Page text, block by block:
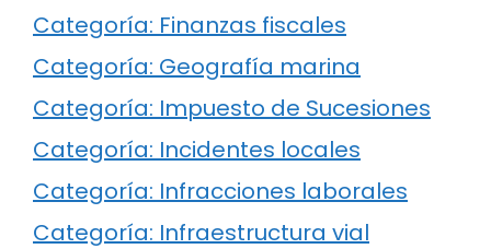
Categoría: Finanzas fiscales
Categoría: Geografía marina
Categoría: Impuesto de Sucesiones
Categoría: Incidentes locales
Categoría: Infracciones laborales
Categoría: Infraestructura vial